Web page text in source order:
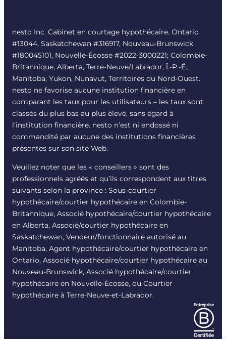
nesto Inc. Cabinet en courtage hypothécaire. Ontario
#13044, Saskatchewan #316917, Nouveau-Brunswick
#180045101, Nouvelle-Écosse #2022-3000221; Colombie-
Britannique, Alberta, Terre-Neuve/Labrador, Î.-P.-É.,
Manitoba, Yukon, Nunavut, Territoires du Nord-Ouest.
nesto ne favorise aucune institution financière en
comparant les taux pour les utilisateurs – les taux sont
classés du plus bas au plus élevé, sans égard à
l’institution financière. nesto n’est ni endossé ni
commandité par aucune des institutions financières
présentes sur son site Web.
Veuillez noter que les « conseillers » sont des
professionnels agréés et qu’ils correspondent aux titres
suivants selon la province : Sous-courtier
hypothécaire/courtier hypothécaire en Colombie-
Britannique, Associé hypothécaire/courtier hypothécaire
en Alberta, Associé/courtier hypothécaire en
Saskatchewan, Vendeur/fonctionnaire autorisé au
Manitoba, Agent hypothécaire/courtier hypothécaire en
Ontario, Associé hypothécaire/courtier hypothécaire au
Nouveau-Brunswick, Associé hypothécaire/courtier
hypothécaire en Nouvelle-Écosse, ou Courtier
hypothécaire à Terre-Neuve-et-Labrador.